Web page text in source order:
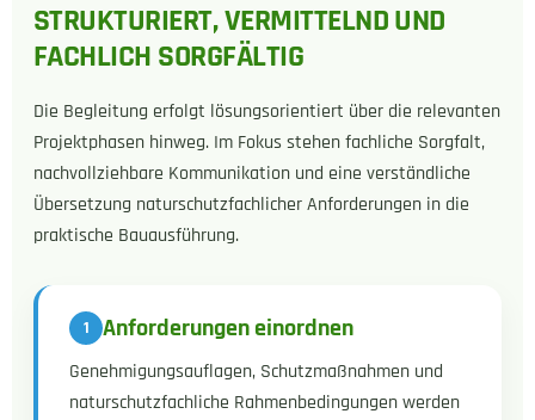
STRUKTURIERT, VERMITTELND UND
FACHLICH SORGFÄLTIG
Die Begleitung erfolgt lösungsorientiert über die relevanten
Projektphasen hinweg. Im Fokus stehen fachliche Sorgfalt,
nachvollziehbare Kommunikation und eine verständliche
Übersetzung naturschutzfachlicher Anforderungen in die
praktische Bauausführung.
Anforderungen einordnen
Genehmigungsauflagen, Schutzmaßnahmen und
naturschutzfachliche Rahmenbedingungen werden